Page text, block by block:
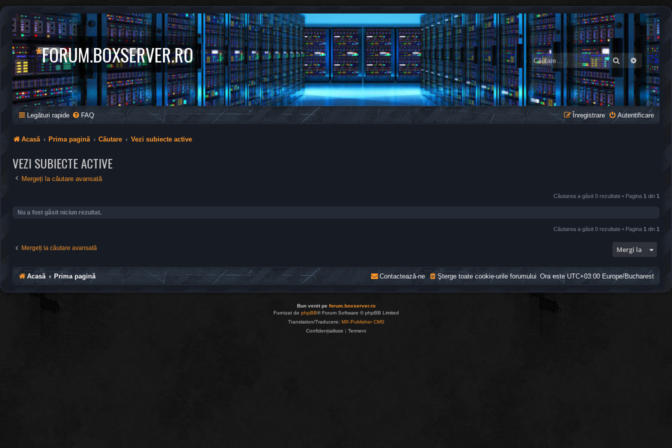
*FORUM.BOXSERVER.RO CăutareCăutare
Legături rapide FAQ Autentificare
Înregistrare
Acasă Prima pagină Căutare Vezi subiecte active
VEZI SUBIECTE ACTIVE
Mergeți la căutare avansată
Căutarea a găsit 0 rezultate • Pagina 1 din 1
Nu a fost găsit niciun rezultat.
Căutarea a găsit 0 rezultate • Pagina 1 din 1
Mergeți la căutare avansată Mergi la
Acasă Prima pagină Ora este UTC+03:00 Europe/Bucharest
Şterge toate cookie-urile forumului
Contactează-ne
Bun venit pe forum.boxserver.ro
Furnizat de phpBB® Forum Software © phpBB Limited
Translation/Traducere: MX-Publisher CMS
Confidențialitate | Termeni